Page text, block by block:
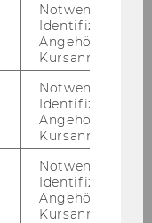
Notwendig zur
Identifizierung
Angehörige/r für
Kursanmeldung.
Notwendig zur
Identifizierung
Angehörige/r für
Kursanmeldung.
Notwendig zur
Identifizierung
Angehörige/r für
Kursanmeldung.